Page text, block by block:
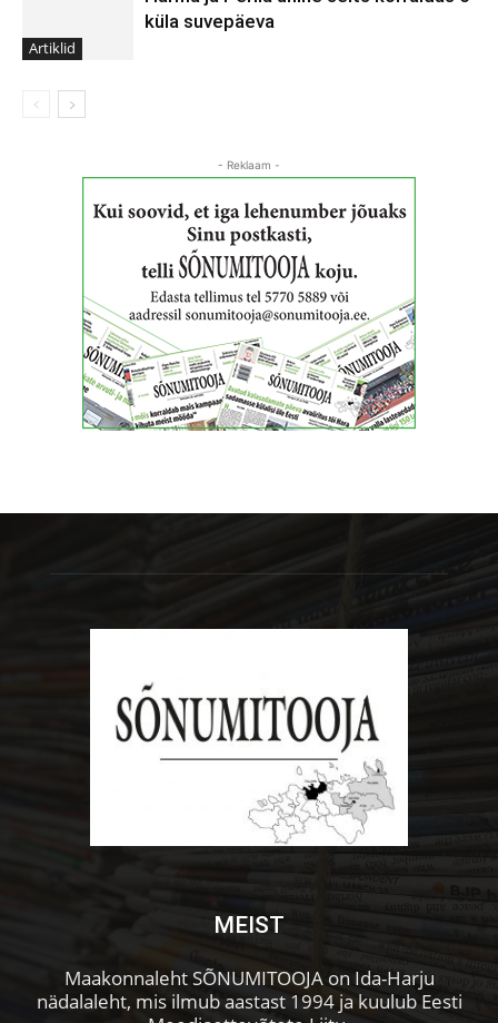
Artiklid
küla suvepäeva
- Reklaam -
MEIST
Maakonnaleht SÕNUMITOOJA on Ida-Harju
nädalaleht, mis ilmub aastast 1994 ja kuulub Eesti